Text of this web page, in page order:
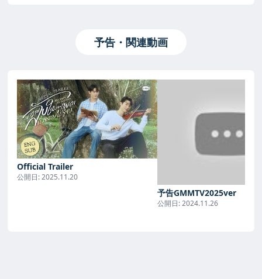
予告・関連動画
Official Trailer
公開日:2025.11.20
予告GMMTV2025ver
公開日:2024.11.26